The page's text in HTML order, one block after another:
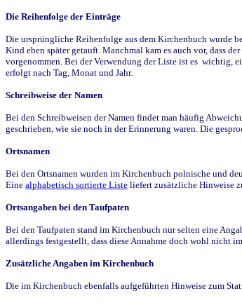
Die Reihenfolge der Einträge
Die ursprüngliche Reihenfolge aus dem Kirchenbuch wurde
Kind eben später getauft. Manchmal kam es auch vor, dass
vorgenommen. Bei der Verwendung der Liste ist es wichtig,
erfolgt nach Tag, Monat und Jahr.
Schreibweise der Namen
Bei den Schreibweisen der Namen findet man häufig
geschrieben, wie sie noch in der Erinnerung waren. Die
Ortsnamen
Bei den Ortsnamen wurden im Kirchenbuch polnische und
Eine alphabetisch sortierte Liste liefert zusätzliche Hinweise
Ortsangaben bei den Taufpaten
Bei den Taufpaten stand im Kirchenbuch nur selten eine
allerdings festgestellt, dass diese Annahme doch wohl nicht
Zusätzliche Angaben im Kirchenbuch
Die im Kirchenbuch ebenfalls aufgeführten Hinweise zum